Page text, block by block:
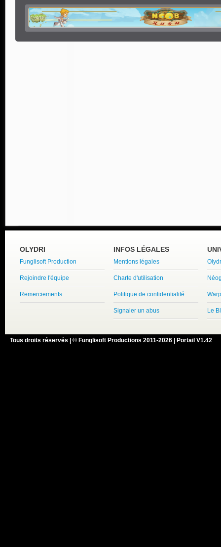
OLYDRI
Funglisoft Production
Rejoindre l'équipe
Remerciements
INFOS LÉGALES
Mentions légales
Charte d'utilisation
Politique de confidentialité
Signaler un abus Le
Tous droits réservés | © Funglisoft Productions 2011-2026 | Portail V1.42